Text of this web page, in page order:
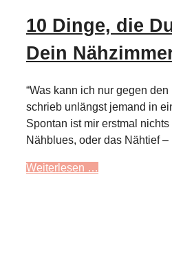
10 Dinge, die
Dein
“Was kann ich nur gegen
schrieb unlängst jemand in
Spontan ist mir erstmal
Nähblues, oder das Nähtief
Weiterlesen …